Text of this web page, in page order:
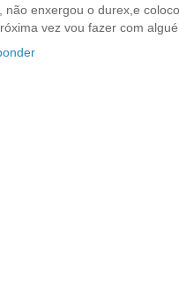
não enxergou o durex,e
vez vou fazer com